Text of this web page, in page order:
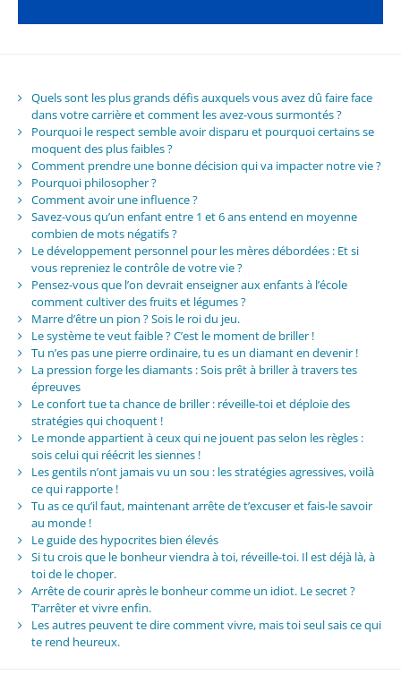
Quels sont les plus grands défis auxquels vous avez dû faire face
dans votre carrière et comment les avez-vous surmontés ?
Pourquoi le respect semble avoir disparu et pourquoi certains se
moquent des plus faibles ?
Comment prendre une bonne décision qui va impacter notre vie ?
Pourquoi philosopher ?
Comment avoir une influence ?
Savez-vous qu’un enfant entre 1 et 6 ans entend en moyenne
combien de mots négatifs ?
Le développement personnel pour les mères débordées : Et si
vous repreniez le contrôle de votre vie ?
Pensez-vous que l’on devrait enseigner aux enfants à l’école
comment cultiver des fruits et légumes ?
Marre d’être un pion ? Sois le roi du jeu.
Le système te veut faible ? C’est le moment de briller !
Tu n’es pas une pierre ordinaire, tu es un diamant en devenir !
La pression forge les diamants : Sois prêt à briller à travers tes
épreuves
Le confort tue ta chance de briller : réveille-toi et déploie des
stratégies qui choquent !
Le monde appartient à ceux qui ne jouent pas selon les règles :
sois celui qui réécrit les siennes !
Les gentils n’ont jamais vu un sou : les stratégies agressives, voilà
ce qui rapporte !
Tu as ce qu’il faut, maintenant arrête de t’excuser et fais-le savoir
au monde !
Le guide des hypocrites bien élevés
Si tu crois que le bonheur viendra à toi, réveille-toi. Il est déjà là, à
toi de le choper.
Arrête de courir après le bonheur comme un idiot. Le secret ?
T’arrêter et vivre enfin.
Les autres peuvent te dire comment vivre, mais toi seul sais ce qui
te rend heureux.